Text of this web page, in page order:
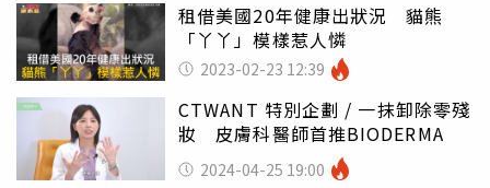
租借美國20年健康出狀況 貓熊
「丫丫」模樣惹人憐
2023-02-23 12:39
CTWANT 特別企劃 / 一抹卸除零殘
妝 皮膚科醫師首推BIODERMA
2024-04-25 19:00